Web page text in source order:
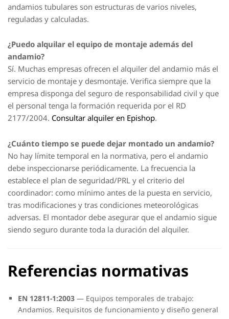
andamios tubulares son estructuras de varios niveles,
reguladas y calculadas.
¿Puedo alquilar el equipo de montaje además del
andamio?
Sí. Muchas empresas ofrecen el alquiler del andamio más el
servicio de montaje y desmontaje. Verifica siempre que la
empresa disponga del seguro de responsabilidad civil y que
el personal tenga la formación requerida por el RD
2177/2004. Consultar alquiler en Epishop.
¿Cuánto tiempo se puede dejar montado un andamio?
No hay límite temporal en la normativa, pero el andamio
debe inspeccionarse periódicamente. La frecuencia la
establece el plan de seguridad/PRL y el criterio del
coordinador: como mínimo antes de la puesta en servicio,
tras modificaciones y tras condiciones meteorológicas
adversas. El montador debe asegurar que el andamio sigue
siendo seguro durante toda la duración del alquiler.
Referencias normativas
EN 12811-1:2003 — Equipos temporales de trabajo:
Andamios. Requisitos de funcionamiento y diseño general